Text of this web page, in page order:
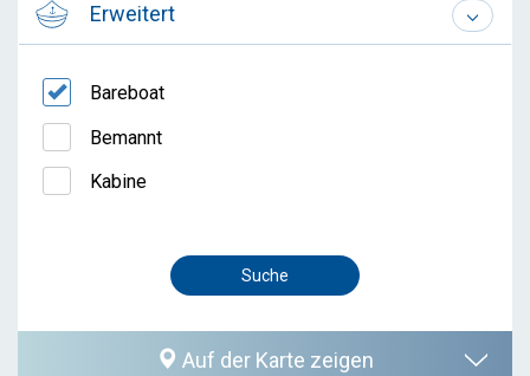
Erweitert
Bareboat
Bemannt
Kabine
Auf der Karte zeigen